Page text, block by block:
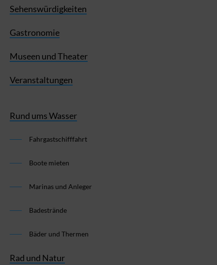
Sehenswürdigkeiten
Gastronomie
Museen und Theater
Veranstaltungen
Rund ums Wasser
Fahrgastschifffahrt
Boote mieten
Marinas und Anleger
Badestrände
Bäder und Thermen
Rad und Natur